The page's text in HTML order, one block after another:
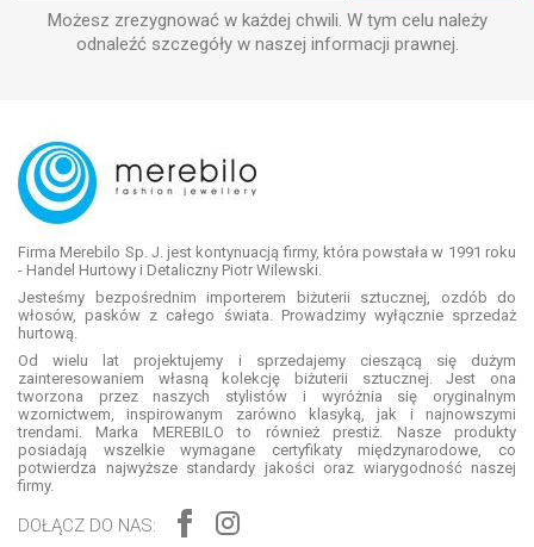
Możesz zrezygnować w każdej chwili. W tym celu należy
odnaleźć szczegóły w naszej informacji prawnej.
Firma Merebilo Sp. J. jest kontynuacją firmy, która powstała w 1991 roku
- Handel Hurtowy i Detaliczny Piotr Wilewski.
Jesteśmy bezpośrednim importerem biżuterii sztucznej, ozdób do
włosów, pasków z całego świata. Prowadzimy wyłącznie sprzedaż
hurtową.
Od wielu lat projektujemy i sprzedajemy cieszącą się dużym
zainteresowaniem własną kolekcję biżuterii sztucznej. Jest ona
tworzona przez naszych stylistów i wyróżnia się oryginalnym
wzornictwem, inspirowanym zarówno klasyką, jak i najnowszymi
trendami. Marka MEREBILO to również prestiż. Nasze produkty
posiadają wszelkie wymagane certyfikaty międzynarodowe, co
potwierdza najwyższe standardy jakości oraz wiarygodność naszej
firmy.
DOŁĄCZ DO NAS: